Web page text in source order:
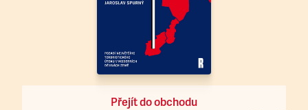
Přejít do obchodu